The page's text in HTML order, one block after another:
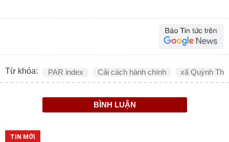
Từ khóa: PAR index Cải cách hành chính xã Quỳnh
BÌNH LUẬN
TIN MỚI